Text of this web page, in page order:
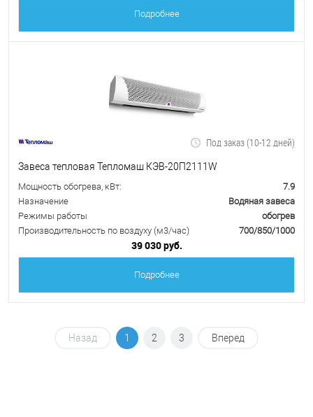
Подробнее
Под заказ (10-12 дней)
Завеса тепловая Тепломаш КЭВ-20П2111W
Мощность обогрева, кВт:
7.9
Назначение
Водяная завеса
Режимы работы
обогрев
Производительность по воздуху (м3/час)
700/850/1000
39 030 руб.
Подробнее
Назад 1 2 3 Вперед